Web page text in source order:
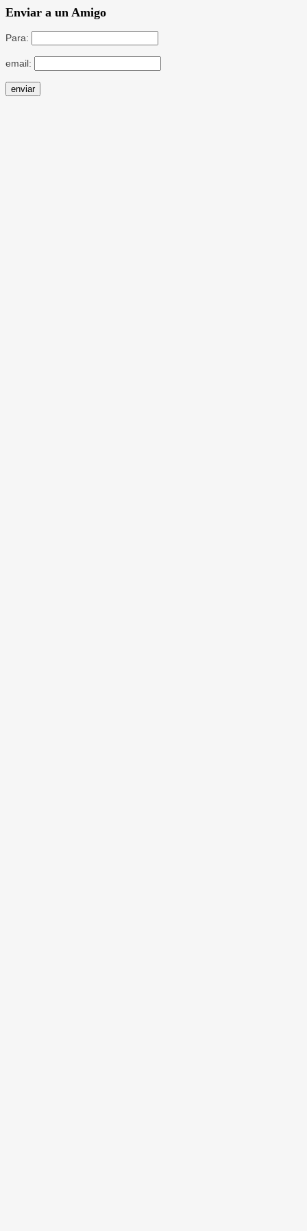
Enviar a un Amigo
Para:
email: